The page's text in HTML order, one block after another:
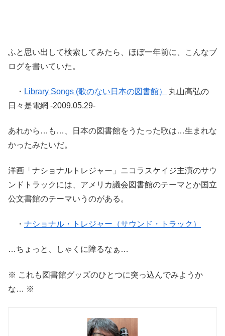
ふと思い出して検索してみたら、ほぼ一年前に、こんなブ
ログを書いていた。
・ Library Songs (歌のない日本の図書館）
丸山高弘の
日々是電網 -2009.05.29-
あれから…も…、日本の図書館をうたった歌は…生まれな
かったみたいだ。
洋画「ナショナルトレジャー」ニコラスケイジ主演のサウ
ンドトラックには、アメリカ議会図書館のテーマとか国立
公文書館のテーマいうのがある。
・ ナショナル・トレジャー（サウンド・トラック）
…ちょっと、しゃくに障るなぁ…
※ これも図書館グッズのひとつに突っ込んでみようか
な… ※